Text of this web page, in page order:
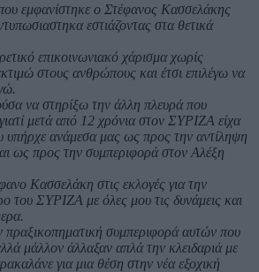
εμφανίστηκε ο Στέφανος Κασσελάκης
εστιάζοντας στα θετικά
επικοινωνιακό χάρισμα χωρίς
στους ανθρώπους και έτσι επιλέγω να
να στηρίξω την άλλη πλευρά που
μετά από 12 χρόνια στον ΣΥΡΙΖΑ είχα
υπήρχε ανάμεσα μας ως προς την αντίληψη
ως προς την συμπεριφορά στον Αλέξη
Κασσελάκη στις εκλογές για την
του ΣΥΡΙΖΑ με όλες μου τις δυνάμεις και
πραξικοπηματική συμπεριφορά αυτών που
μάλλον άλλαξαν απλά την κλειδαριά με
για μια θέση στην νέα εξοχική